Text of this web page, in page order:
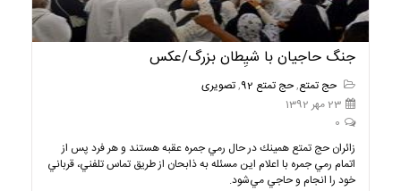
جنگ حاجيان با شيِطان بزرگ/عكس
حج تمتع,حج تمتع 92 ,تصویری
23 مهر 1392
0
زائران حج تمتع همينك در حال رمي جمره عقبه هستند و هر فرد پس از
اتمام رمي جمره با اعلام اين مسئله به ذابحان از طريق تماس تلفني، قرباني
خود را انجام و حاجي مي‌شود.